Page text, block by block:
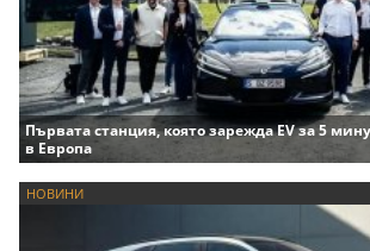
Първата станция, която зарежда EV за 5
в Европа
НОВИНИ